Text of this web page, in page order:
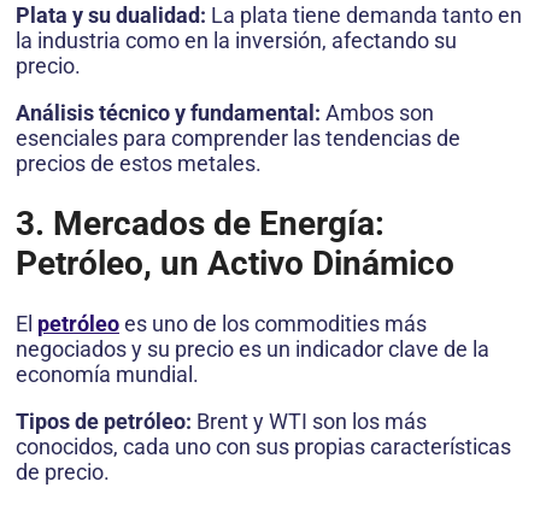
Plata y su dualidad: La plata tiene demanda tanto en
la industria como en la inversión, afectando su
precio.
Análisis técnico y fundamental: Ambos son
esenciales para comprender las tendencias de
precios de estos metales.
3. Mercados de Energía:
Petróleo, un Activo Dinámico
El petróleoes uno de los commodities más
negociados y su precio es un indicador clave de la
economía mundial.
Tipos de petróleo: Brent y WTI son los más
conocidos, cada uno con sus propias características
de precio.